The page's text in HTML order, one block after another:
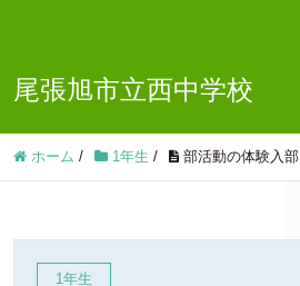
尾張旭市立西中学校
ホーム / 1年生 / 部活動の体験入部
1年生